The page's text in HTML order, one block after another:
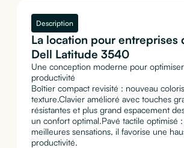
Description
La location pour entreprises
Dell Latitude 3540
Une conception moderne pour
productivité
Boîtier compact revisité : nouveau
texture.Clavier amélioré avec touches
résistantes et plus grand espacement
un confort optimal.Pavé tactile optimisé
meilleures sensations, il favorise une
productivité.